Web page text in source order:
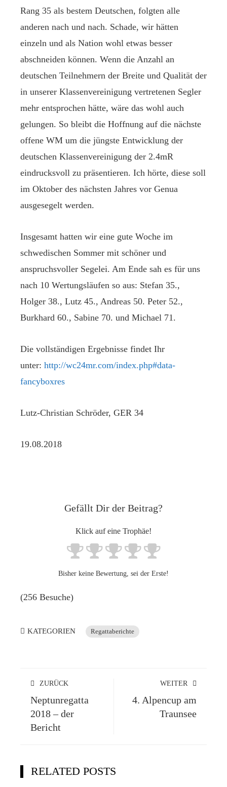
Rang 35 als bestem Deutschen, folgten alle
anderen nach und nach. Schade, wir hätten
einzeln und als Nation wohl etwas besser
abschneiden können. Wenn die Anzahl an
deutschen Teilnehmern der Breite und Qualität der
in unserer Klassenvereinigung vertretenen Segler
mehr entsprochen hätte, wäre das wohl auch
gelungen. So bleibt die Hoffnung auf die nächste
offene WM um die jüngste Entwicklung der
deutschen Klassenvereinigung der 2.4mR
eindrucksvoll zu präsentieren. Ich hörte, diese soll
im Oktober des nächsten Jahres vor Genua
ausgesegelt werden.
Insgesamt hatten wir eine gute Woche im
schwedischen Sommer mit schöner und
anspruchsvoller Segelei. Am Ende sah es für uns
nach 10 Wertungsläufen so aus: Stefan 35.,
Holger 38., Lutz 45., Andreas 50. Peter 52.,
Burkhard 60., Sabine 70. und Michael 71.
Die vollständigen Ergebnisse findet Ihr
unter: http://wc24mr.com/index.php#data-
fancyboxres
Lutz-Christian Schröder, GER 34
19.08.2018
Gefällt Dir der Beitrag?
Klick auf eine Trophäe!
Bisher keine Bewertung, sei der Erste!
(256 Besuche)
KATEGORIEN Regattaberichte
ZURÜCK
Neptunregatta
2018 – der
Bericht
WEITER
4. Alpencup am
Traunsee
RELATED POSTS